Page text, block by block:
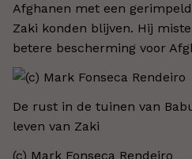
Afghanen met een
Zaki konden blijven. Hij
betere bescherming voor
De rust in de tuinen van
leven van Zaki
(c) Mark Fonseca Rendeiro